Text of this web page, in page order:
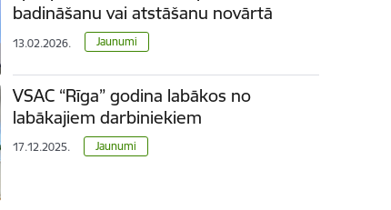
badināšanu vai atstāšanu novārtā
13.02.2026. Jaunumi
VSAC “Rīga” godina labākos no
labākajiem darbiniekiem
17.12.2025. Jaunumi